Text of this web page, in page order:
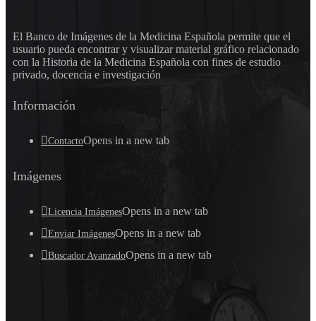
El Banco de Imágenes de la Medicina Española permite que el
usuario pueda encontrar y visualizar material gráfico relacionado
con la Historia de la Medicina Española con fines de estudio
privado, docencia e investigación
Información
ContactoOpens in a new tab
Imágenes
Licencia ImágenesOpens in a new tab
Enviar ImágenesOpens in a new tab
Buscador AvanzadoOpens in a new tab